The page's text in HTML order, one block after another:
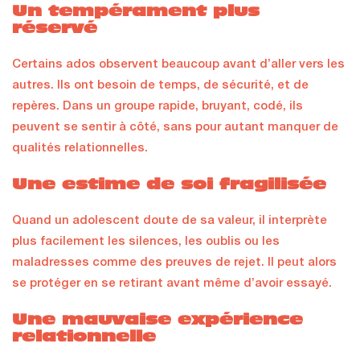
Un tempérament plus
réservé
Certains ados observent beaucoup avant d’aller vers les
autres. Ils ont besoin de temps, de sécurité, et de
repères. Dans un groupe rapide, bruyant, codé, ils
peuvent se sentir à côté, sans pour autant manquer de
qualités relationnelles.
Une estime de soi fragilisée
Quand un adolescent doute de sa valeur, il interprète
plus facilement les silences, les oublis ou les
maladresses comme des preuves de rejet. Il peut alors
se protéger en se retirant avant même d’avoir essayé.
Une mauvaise expérience
relationnelle